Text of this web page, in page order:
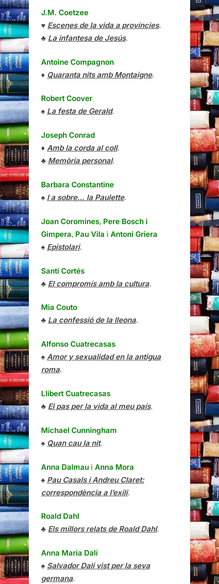
J.M. Coetzee
♥ Escenes de la vida a províncies.
♣ La infantesa de Jesús.
Antoine Compagnon
♦ Quaranta nits amb Montaigne.
Robert Coover
♠ La festa de Gerald.
Joseph Conrad
♦ Amb la corda al coll.
♣ Memòria personal.
Barbara Constantine
♠ I a sobre… la Paulette.
Joan Coromines, Pere Bosch i
Gimpera, Pau Vila i Antoni Griera
♠ Epistolari.
Santi Cortés
♣ El compromís amb la cultura.
Mia Couto
♣ La confessió de la lleona.
Alfonso Cuatrecasas
♠ Amor y sexualidad en la antigua
roma.
Llibert Cuatrecasas
♣ El pas per la vida al meu país.
Michael Cunningham
♠ Quan cau la nit.
Anna Dalmau i Anna Mora
♠ Pau Casals i Andreu Claret:
correspondència a l’exili.
Roald Dahl
♣ Els millors relats de Roald Dahl.
Anna Maria Dalí
♠ Salvador Dalí vist per la seva
germana.